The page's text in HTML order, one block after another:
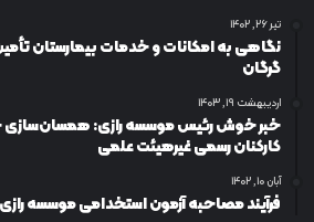
تیر ۲۶, ۱۴۰۲
نگاهی به امکانات و خدمات بیمارستان
گرگان
اردیبهشت ۱۹, ۱۴۰۳
خبر خوش رئیس موسسه رازی: همسان‌سازی
کارکنان رسمی غیرهیئت علمی
آبان ۱۰, ۱۴۰۲
فرآیند مصاحبه آزمون استخدامی موسسه رازی